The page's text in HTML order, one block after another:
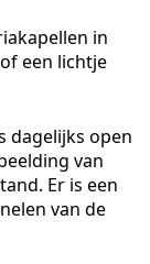
in
een lichtje
dagelijks open
van
Er is een
van de